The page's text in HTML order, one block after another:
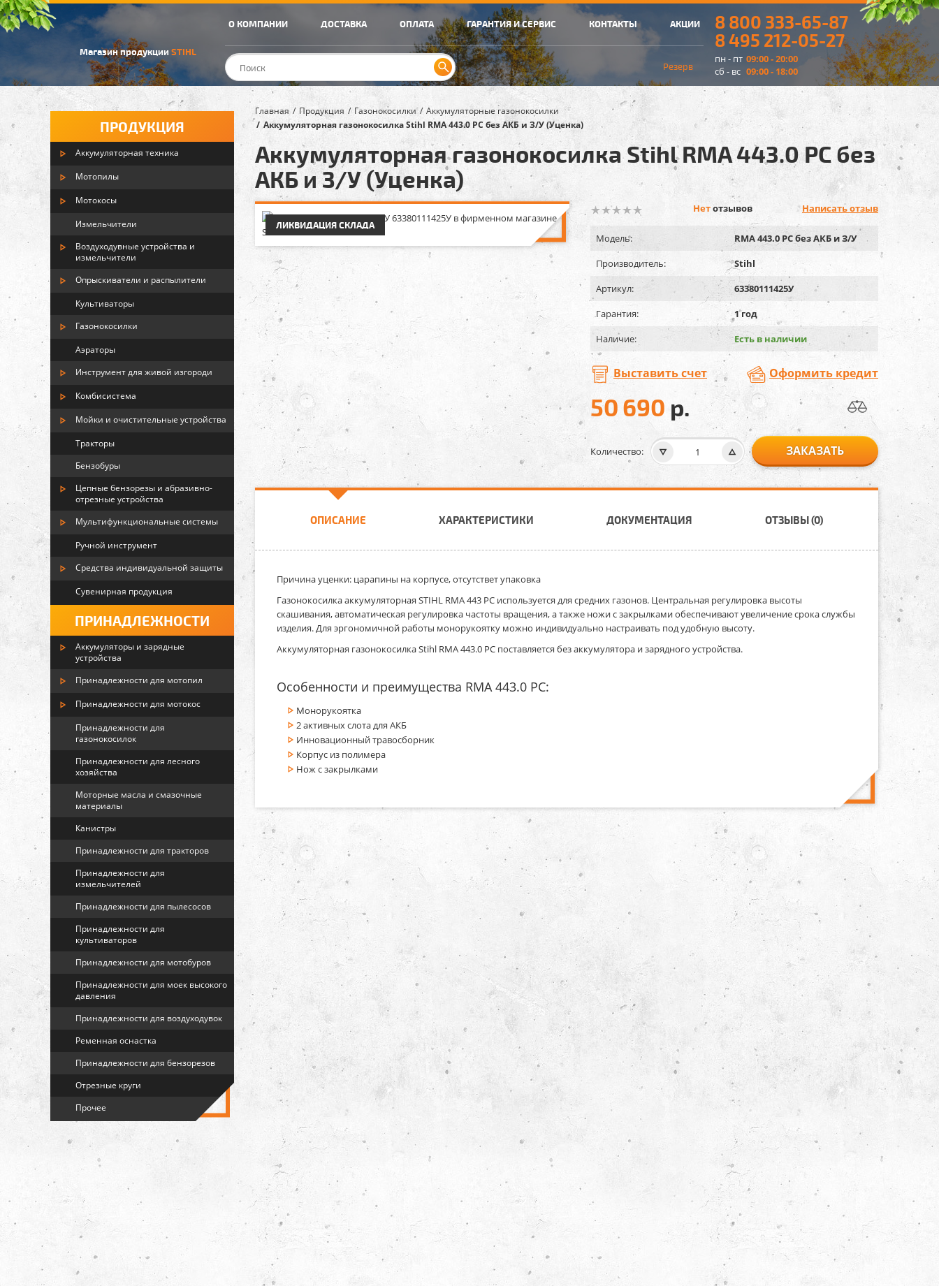
Магазин продукции STIHL
О КОМПАНИИ ДОСТАВКА ОПЛАТА ГАРАНТИЯ И СЕРВИС КОНТАКТЫ АКЦИИ
Резерв
8 800 333-65-87
8 495 212-05-27
пн - пт 09:00 - 20:00
сб - вс 09:00 - 18:00
ПРОДУКЦИЯ
Аккумуляторная техника
Мотопилы
Мотокосы
Измельчители
Воздуходувные устройства и
измельчители
Опрыскиватели и распылители
Культиваторы
Газонокосилки
Аэраторы
Инструмент для живой изгороди
Комбисистема
Мойки и очистительные устройства
Тракторы
Бензобуры
Цепные бензорезы и абразивно-
отрезные устройства
Мультифункциональные системы
Ручной инструмент
Средства индивидуальной защиты
Сувенирная продукция
ПРИНАДЛЕЖНОСТИ
Аккумуляторы и зарядные
устройства
Принадлежности для мотопил
Принадлежности для мотокос
Принадлежности для
газонокосилок
Принадлежности для лесного
хозяйства
Моторные масла и смазочные
материалы
Канистры
Принадлежности для тракторов
Принадлежности для
измельчителей
Принадлежности для пылесосов
Принадлежности для
культиваторов
Принадлежности для мотобуров
Принадлежности для моек высокого
давления
Принадлежности для воздуходувок
Ременная оснастка
Принадлежности для бензорезов
Отрезные круги
Прочее
Главная Продукция Газонокосилки
Аккумуляторные газонокосилки
Аккумуляторная газонокосилка Stihl RMA 443.0 РC без АКБ и З/У (Уценка)
Аккумуляторная газонокосилка Stihl RMA 443.0 РC без
АКБ и З/У (Уценка)
УЦЕНКА
ЛИКВИДАЦИЯ СКЛАДА
Нетотзывов Написать отзыв
Модель:
RMA 443.0 РC без АКБ и З/У
Производитель:
Stihl
Артикул:
63380111425У
Гарантия:
1 год
Наличие:
Есть в наличии
Выставить счет Оформить кредит
50 690 р.
Количество: ЗАКАЗАТЬ
ОПИСАНИЕ ХАРАКТЕРИСТИКИ ДОКУМЕНТАЦИЯ ОТЗЫВЫ (0)
Причина уценки: царапины на корпусе, отсутствет упаковка
Газонокосилка аккумуляторная STIHL RMA 443 PC используется для средних газонов. Центральная регулировка высоты
скашивания, автоматическая регулировка частоты вращения, а также ножи с закрылками обеспечивают увеличение срока службы
изделия. Для эргономичной работы монорукоятку можно индивидуально настраивать под удобную высоту.
Аккумуляторная газонокосилка Stihl RМА 443.0 РC поставляется без аккумулятора и зарядного устройства.
Особенности и преимущества RMA 443.0 PC:
Монорукоятка
2 активных слота для АКБ
Инновационный травосборник
Корпус из полимера
Нож с закрылками